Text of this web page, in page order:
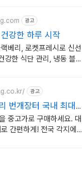
광고
강한 하루 시작
베리, 로켓프레시로 신선
강한 식단 관리, 냉동 블랙
광고
번개장터 국내 최대
중고가로 구매하세요. 대
간편하게! 전국 각지에서